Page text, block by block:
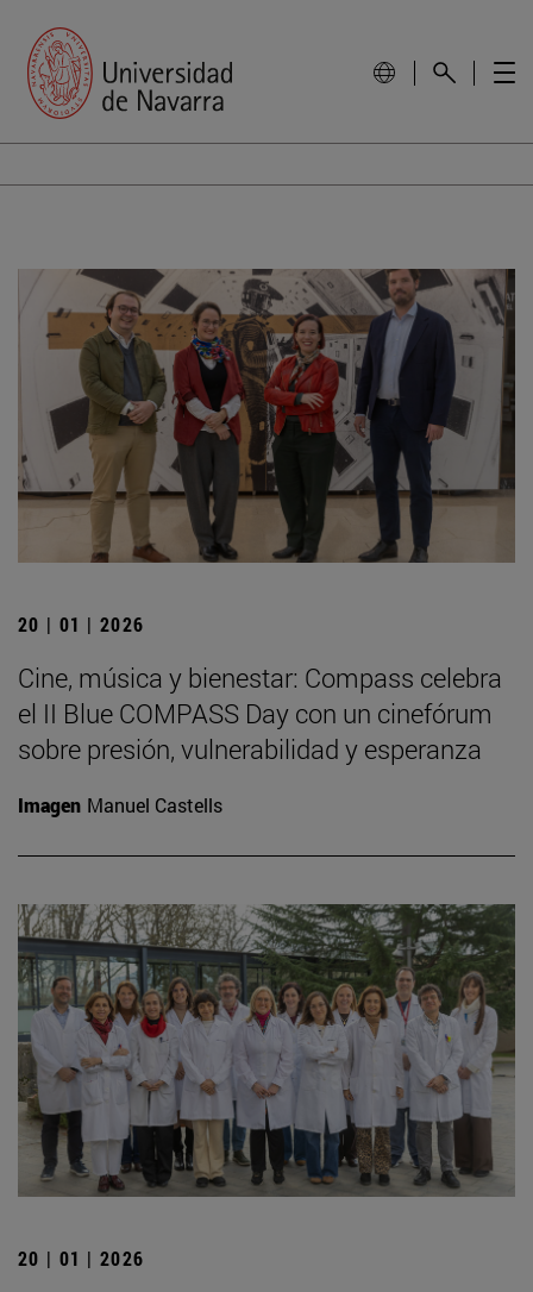
20 | 01 | 2026
Cine, música y bienestar: Compass celebra
el II Blue COMPASS Day con un cinefórum
sobre presión, vulnerabilidad y esperanza
Imagen Manuel Castells
20 | 01 | 2026